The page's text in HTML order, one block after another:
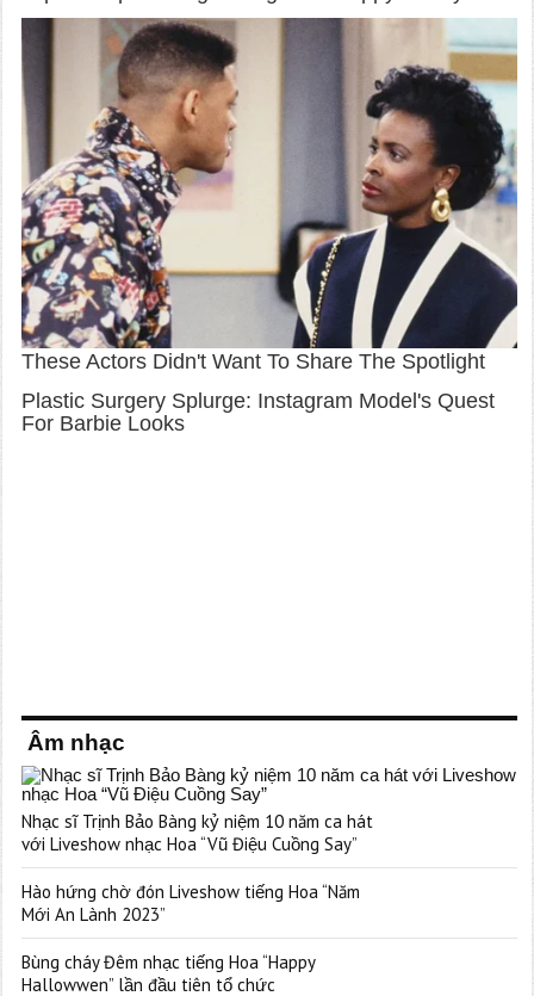
Âm nhạc
Nhạc sĩ Trịnh Bảo Bàng kỷ niệm 10 năm ca hát
với Liveshow nhạc Hoa “Vũ Điệu Cuồng Say”
Hào hứng chờ đón Liveshow tiếng Hoa “Năm
Mới An Lành 2023”
Bùng cháy Đêm nhạc tiếng Hoa “Happy
Hallowwen” lần đầu tiên tổ chức